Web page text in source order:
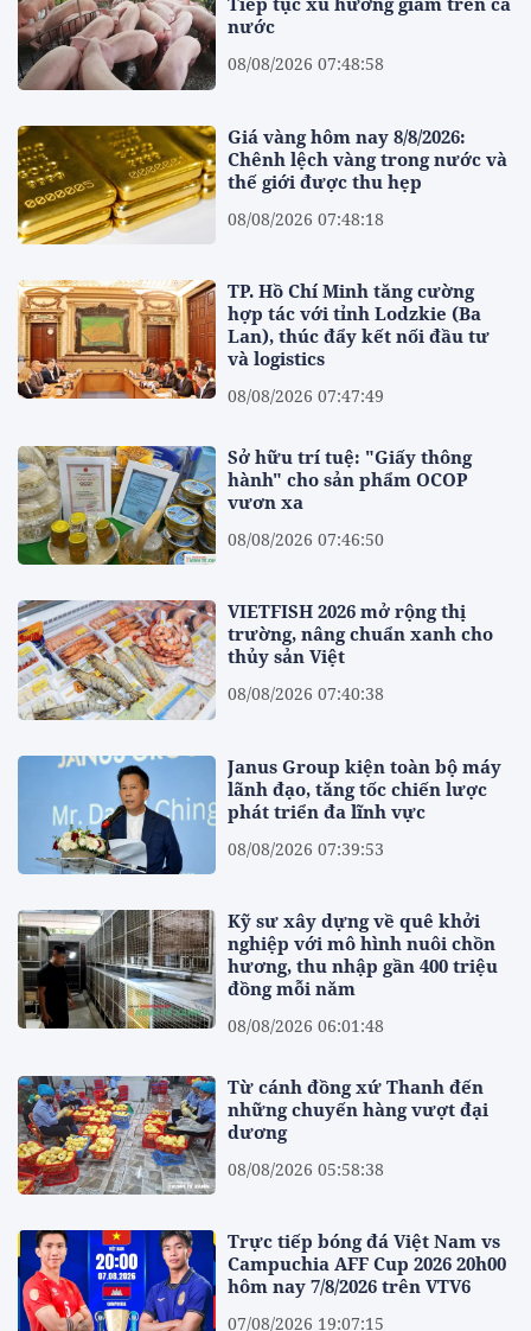
nước
08/08/2026 07:48:58
Giá vàng hôm nay 8/8/2026:
Chênh lệch vàng trong nước và
thế giới được thu hẹp
08/08/2026 07:48:18
TP. Hồ Chí Minh tăng cường
hợp tác với tỉnh Lodzkie (Ba
Lan), thúc đẩy kết nối đầu tư
và logistics
08/08/2026 07:47:49
Sở hữu trí tuệ: "Giấy thông
hành" cho sản phẩm OCOP
vươn xa
08/08/2026 07:46:50
VIETFISH 2026 mở rộng thị
trường, nâng chuẩn xanh cho
thủy sản Việt
08/08/2026 07:40:38
Janus Group kiện toàn bộ máy
lãnh đạo, tăng tốc chiến lược
phát triển đa lĩnh vực
08/08/2026 07:39:53
Kỹ sư xây dựng về quê khởi
nghiệp với mô hình nuôi chồn
hương, thu nhập gần 400 triệu
đồng mỗi năm
08/08/2026 06:01:48
Từ cánh đồng xứ Thanh đến
những chuyến hàng vượt đại
dương
08/08/2026 05:58:38
Trực tiếp bóng đá Việt Nam vs
Campuchia AFF Cup 2026 20h00
hôm nay 7/8/2026 trên VTV6
07/08/2026 19:07:15